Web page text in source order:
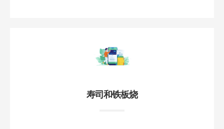
寿司和铁板烧